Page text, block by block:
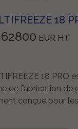
18
62800 EUR HT
18 PRO
de fabrication de
conçue pour